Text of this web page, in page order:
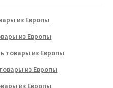
из Европы
из Европы
товары из Европы
из Европы
из Европы